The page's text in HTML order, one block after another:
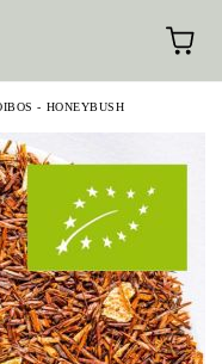
- HONEYBUSH